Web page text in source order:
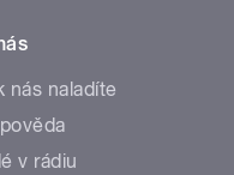
nás naladíte
v rádiu